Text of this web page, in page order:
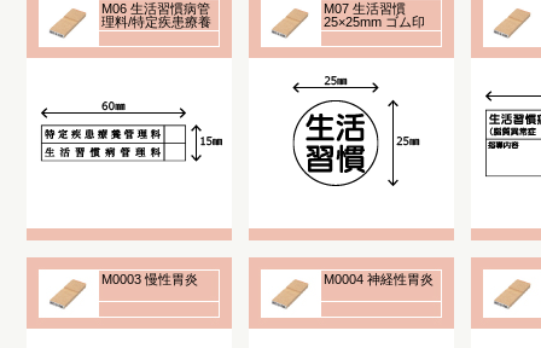
M06 生活習慣病管
理料/特定疾患療養
管理料 15×60mm
ゴム印
M07 生活習慣
25×25mm ゴム印
M0003 慢性胃炎 M0004 神経性胃炎